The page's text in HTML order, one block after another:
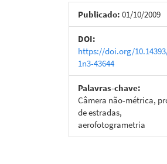
de
artigos
Publicado: 01/10/2009
DOI:
https://doi.org/
1n3-43644
Palavras-chave:
Câmera não-métrica,
de estradas,
aerofotogrametria